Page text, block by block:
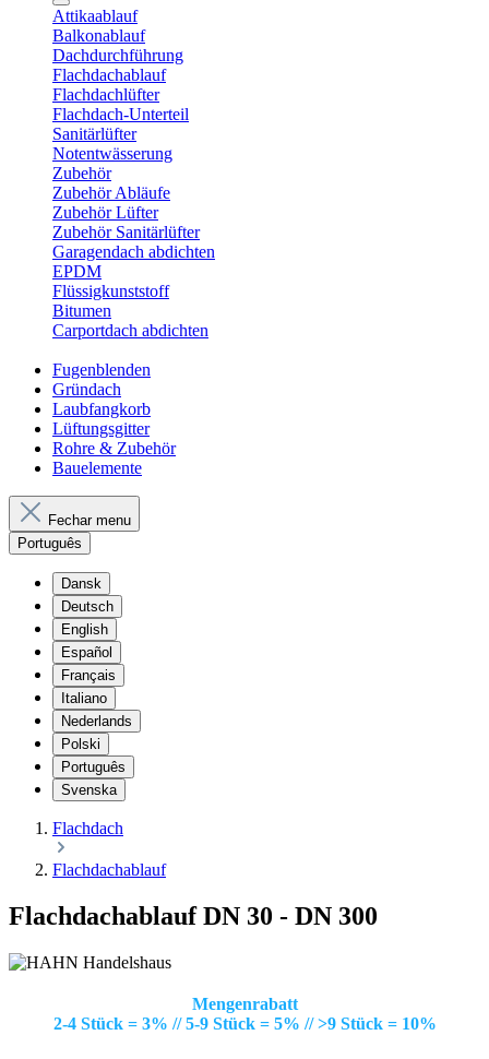
Attikaablauf
Balkonablauf
Dachdurchführung
Flachdachablauf
Flachdachlüfter
Flachdach-Unterteil
Sanitärlüfter
Notentwässerung
Zubehör
Zubehör Abläufe
Zubehör Lüfter
Zubehör Sanitärlüfter
Garagendach abdichten
EPDM
Flüssigkunststoff
Bitumen
Carportdach abdichten
Fugenblenden
Gründach
Laubfangkorb
Lüftungsgitter
Rohre & Zubehör
Bauelemente
Fechar menu
Português
Dansk
Deutsch
English
Español
Français
Italiano
Nederlands
Polski
Português
Svenska
Flachdach
Flachdachablauf
Flachdachablauf DN 30 - DN 300
Mengenrabatt
2-4 Stück = 3% // 5-9 Stück = 5% // >9 Stück = 10%